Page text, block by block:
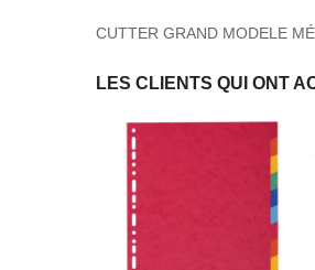
CUTTER GRAND MODELE
LES CLIENTS QUI ONT